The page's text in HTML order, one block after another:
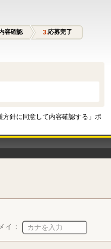
容確認 応募完了
針に同意して内容確認する」ボ
メイ：